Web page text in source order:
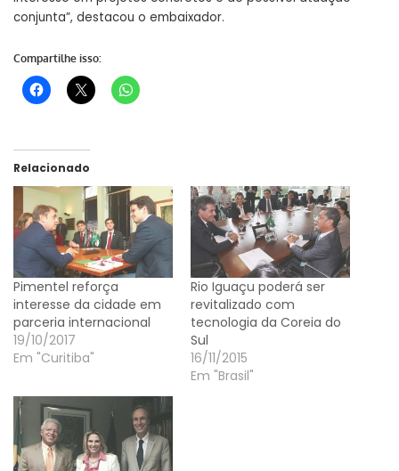
conjunta”, destacou o embaixador.
Compartilhe isso:
Relacionado
Pimentel reforça
interesse da cidade em
parceria internacional
19/10/2017
Em "Curitiba"
Rio Iguaçu poderá ser
revitalizado com
tecnologia da Coreia do
Sul
16/11/2015
Em "Brasil"